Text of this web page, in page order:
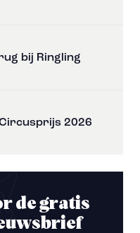
bij Ringling
2026
de gratis